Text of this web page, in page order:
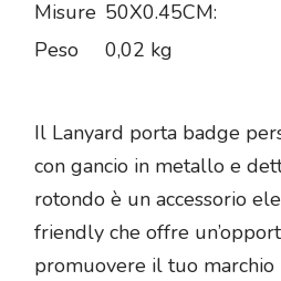
Misure 50X0.45CM:
Peso
0,02 kg
Il Lanyard porta badge
con gancio in metallo e
rotondo è un accessorio
friendly che offre
promuovere il tuo marchio